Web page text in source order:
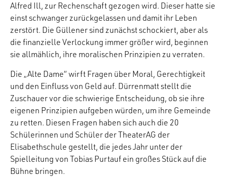
Alfred Ill, zur Rechenschaft gezogen wird. Dieser hatte sie
einst schwanger zurückgelassen und damit ihr Leben
zerstört. Die Güllener sind zunächst schockiert, aber als
die finanzielle Verlockung immer größer wird, beginnen
sie allmählich, ihre moralischen Prinzipien zu verraten.
Die „Alte Dame“ wirft Fragen über Moral, Gerechtigkeit
und den Einfluss von Geld auf. Dürrenmatt stellt die
Zuschauer vor die schwierige Entscheidung, ob sie ihre
eigenen Prinzipien aufgeben würden, um ihre Gemeinde
zu retten. Diesen Fragen haben sich auch die 20
Schülerinnen und Schüler der TheaterAG der
Elisabethschule gestellt, die jedes Jahr unter der
Spielleitung von Tobias Purtauf ein großes Stück auf die
Bühne bringen.